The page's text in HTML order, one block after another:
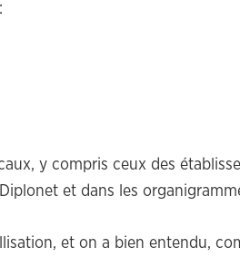
y compris ceux des
et dans les
et on a bien entendu,